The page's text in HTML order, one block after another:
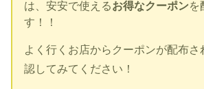
は、安安で使えるお得なクーポンを
す！！
よく行くお店からクーポンが配布さ
認してみてください！